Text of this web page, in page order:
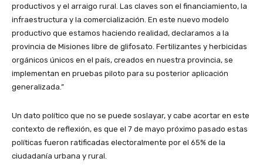
productivos y el arraigo rural. Las claves son el financiamiento, la
infraestructura y la comercialización. En este nuevo modelo
productivo que estamos haciendo realidad, declaramos a la
provincia de Misiones libre de glifosato. Fertilizantes y herbicidas
orgánicos únicos en el país, creados en nuestra provincia, se
implementan en pruebas piloto para su posterior aplicación
generalizada.”
Un dato político que no se puede soslayar, y cabe acortar en este
contexto de reflexión, es que el 7 de mayo próximo pasado estas
políticas fueron ratificadas electoralmente por el 65% de la
ciudadanía urbana y rural.